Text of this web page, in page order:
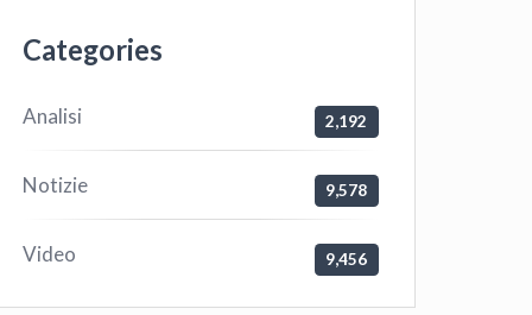
Categories
Analisi 2,192
Notizie 9,578
Video 9,456